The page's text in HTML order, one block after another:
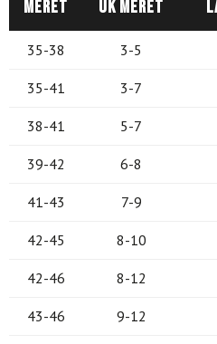
Méret UK méret
35-38 3-5
35-41 3-7
38-41 5-7
39-42 6-8
41-43 7-9
42-45 8-10
42-46 8-12
43-46 9-12